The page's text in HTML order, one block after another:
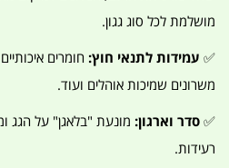
מושלמת לכל סוג גגון.
✅ עמידות לתנאי חוץ: חומרים
משרונים שמיכות אוהלים ועוד.
✅ סדר וארגון: מונעת "בלאגן" על
רעידות.